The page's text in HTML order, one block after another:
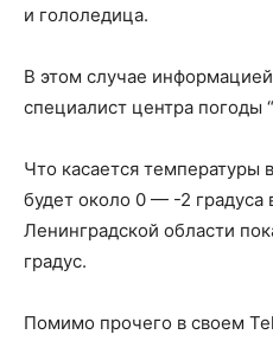
и гололедица.
В этом случае
специалист центра погоды
Что касается температуры
будет около 0 — -2 градуса
Ленинградской области
градус.
Помимо прочего в своем